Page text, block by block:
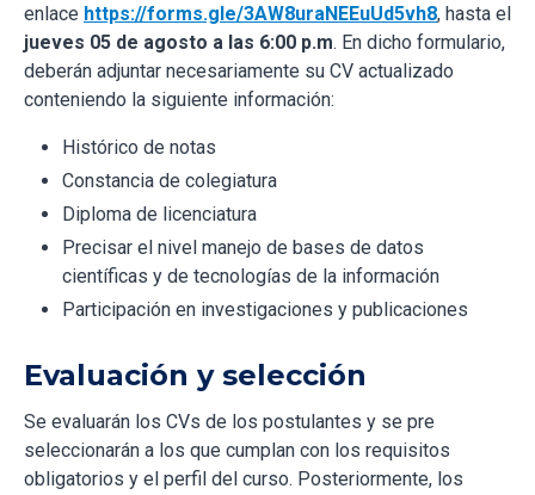
enlace https://forms.gle/3AW8uraNEEuUd5vh8, hasta el
jueves 05 de agosto a las 6:00 p.m. En dicho formulario,
deberán adjuntar necesariamente su CV actualizado
conteniendo la siguiente información:
Histórico de notas
Constancia de colegiatura
Diploma de licenciatura
Precisar el nivel manejo de bases de datos
científicas y de tecnologías de la información
Participación en investigaciones y publicaciones
Evaluación y selección
Se evaluarán los CVs de los postulantes y se pre
seleccionarán a los que cumplan con los requisitos
obligatorios y el perfil del curso. Posteriormente, los